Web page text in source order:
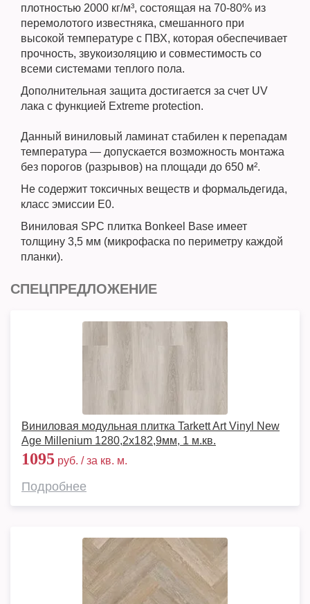
плотностью 2000 кг/м³, состоящая на 70-80% из
перемолотого известняка, смешанного при
высокой температуре с ПВХ, которая обеспечивает
прочность, звукоизоляцию и совместимость со
всеми системами теплого пола.
Дополнительная защита достигается за счет UV
лака с функцией Extreme protection.
Данный виниловый ламинат стабилен к перепадам
температура — допускается возможность монтажа
без порогов (разрывов) на площади до 650 м².
Не содержит токсичных веществ и формальдегида,
класс эмиссии E0.
Виниловая SPC плитка Bonkeel Base имеет
толщину 3,5 мм (микрофаска по периметру каждой
планки).
СПЕЦПРЕДЛОЖЕНИЕ
Виниловая модульная плитка Tarkett Art Vinyl New
Age Millenium 1280,2х182,9мм, 1 м.кв.
1095 руб. / за кв. м.
Подробнее